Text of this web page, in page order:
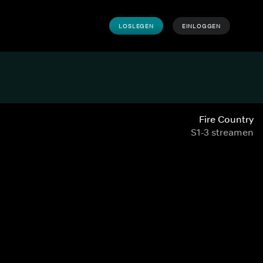
LOSLEGEN EINLOGGEN
Fire Country
S1-3 streamen